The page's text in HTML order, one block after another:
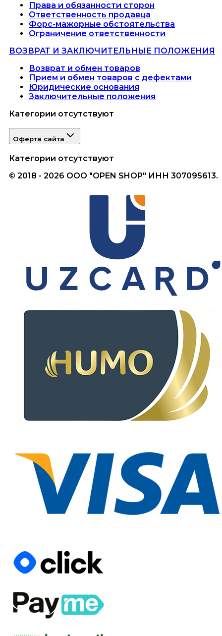
Права и обязанности сторон
Ответственность продавца
Форс-мажорные обстоятельства
Ограничение ответственности
ВОЗВРАТ И ЗАКЛЮЧИТЕЛЬНЫЕ ПОЛОЖЕНИЯ
Возврат и обмен товаров
Прием и обмен товаров с дефектами
Юридические основания
Заключительные положения
Категории отсутствуют
Оферта сайта
Категории отсутствуют
© 2018 - 2026 ООО "OPEN SHOP" ИНН 307095613.